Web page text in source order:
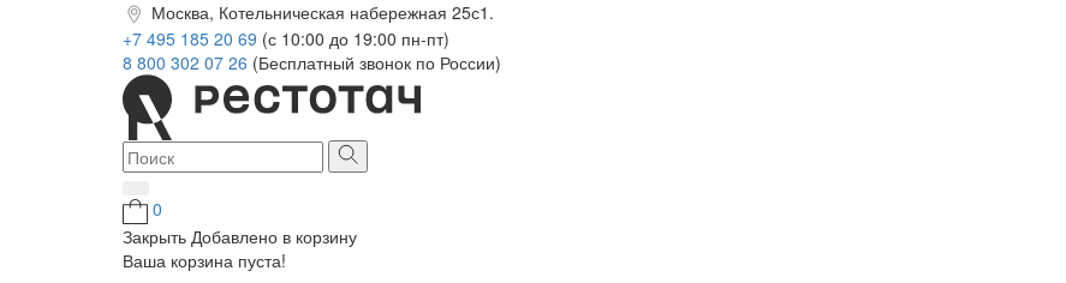
Москва, Котельническая набережная 25с1.
+7 495 185 20 69 (с 10:00 до 19:00 пн-пт)
8 800 302 07 26 (Бесплатный звонок по России)
0
Закрыть Добавлено в корзину
Ваша корзина пуста!